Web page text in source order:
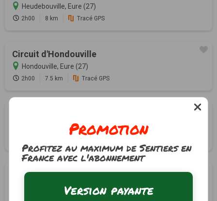
Heudebouville, Eure (27)
2h00 8 km Tracé GPS
Circuit d'Hondouville
Hondouville, Eure (27)
2h00 7.5 km Tracé GPS
Huest, Eure (27)
Circuit du bois des vignes
Huest, Eure (27)
Promotion
Profitez au maximum de Sentiers en
France avec l'abonnement
Version payante